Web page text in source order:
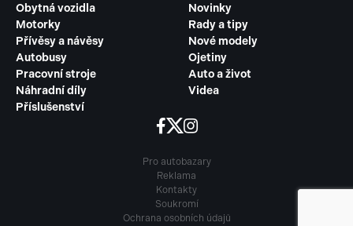
Obytná vozidla
Motorky
Přívěsy a návěsy
Autobusy
Pracovní stroje
Náhradní díly
Příslušenství
Novinky
Rady a tipy
Nové modely
Ojetiny
Auto a život
Videa
Pro autobazary
Reklama
Kontakty
Soukromí
Ochrana osobních údajů